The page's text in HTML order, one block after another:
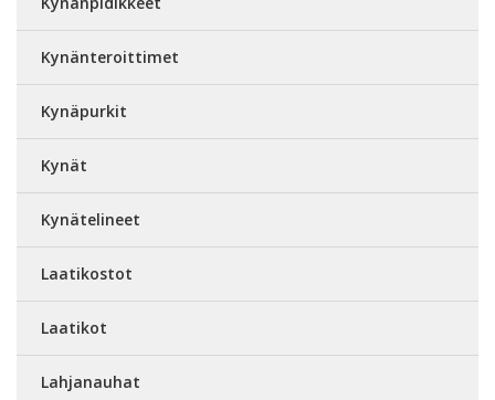
Kynänteroittimet
Kynäpurkit
Kynät
Kynätelineet
Laatikostot
Laatikot
Lahjanauhat